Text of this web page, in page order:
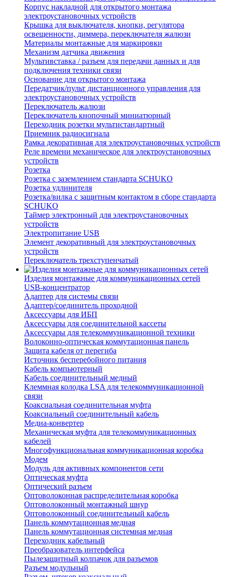
Корпус накладной для открытого монтажа
электроустановочных устройств
Крышка для выключателя, кнопки, регулятора
освещенности, диммера, переключателя жалюзи
Материалы монтажные для маркировки
Механизм датчика движения
Мультивставка / разъем для передачи данных и для
подключения техники связи
Основание для открытого монтажа
Передатчик/пульт дистанционного управления для
электроустановочных устройств
Переключатель жалюзи
Переключатель кнопочный миниатюрный
Переходник розетки мультистандартный
Приемник радиосигнала
Рамка декоративная для электроустановочных устройств
Реле времени механическое для электроустановочных
устройств
Розетка
Розетка с заземлением стандарта SCHUKO
Розетка удлинителя
Розетка/вилка с защитным контактом в сборе стандарта
SCHUKO
Таймер электронный для электроустановочных
устройств
Электропитание USB
Элемент декоративный для электроустановочных
устройств
Переключатель трехступенчатый
Изделия монтажные для коммуникационных сетей
USB-концентратор
Адаптер для системы связи
Адаптер/соединитель проходной
Аксессуары для ИБП
Аксессуары для соединительной кассеты
Аксессуары для телекоммуникационной техники
Волоконно-оптическая коммутационная панель
Защита кабеля от перегиба
Источник бесперебойного питания
Кабель компьютерный
Кабель соединительный медный
Клеммная колодка LSA для телекоммуникационной
связи
Коаксиальная соединительная муфта
Коаксиальный соединительный кабель
Медиа-конвертер
Механическая муфта для телекоммуникационных
кабелей
Многофункциональная коммуникационная коробка
Модем
Модуль для активных компонентов сети
Оптическая муфта
Оптический разъем
Оптоволоконная распределительная коробка
Оптоволоконный монтажный шнур
Оптоволоконный соединительный кабель
Панель коммутационная медная
Панель коммутационная системная медная
Переходник кабельный
Преобразователь интерфейса
Пылезащитный колпачок для разъемов
Разъем модульный